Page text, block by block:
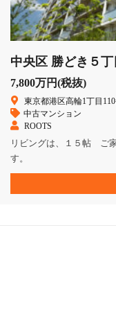
中央区 勝どき５
7,800万円(税抜)
東京都港区高輪1丁目
中古マンション
ROOTS
リビングは、１５帖 ご
す。